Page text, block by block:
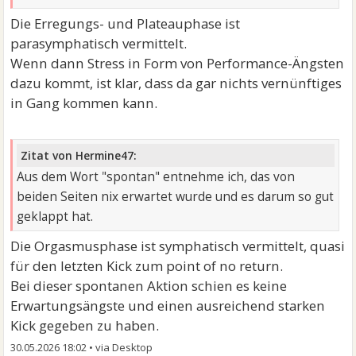
Die Erregungs- und Plateauphase ist
parasymphatisch vermittelt.
Wenn dann Stress in Form von Performance-Ängsten
dazu kommt, ist klar, dass da gar nichts vernünftiges
in Gang kommen kann.
Zitat von Hermine47:
Aus dem Wort "spontan" entnehme ich, das von
beiden Seiten nix erwartet wurde und es darum so gut
geklappt hat.
Die Orgasmusphase ist symphatisch vermittelt, quasi
für den letzten Kick zum point of no return.
Bei dieser spontanen Aktion schien es keine
Erwartungsängste und einen ausreichend starken
Kick gegeben zu haben.
30.05.2026 18:02 •